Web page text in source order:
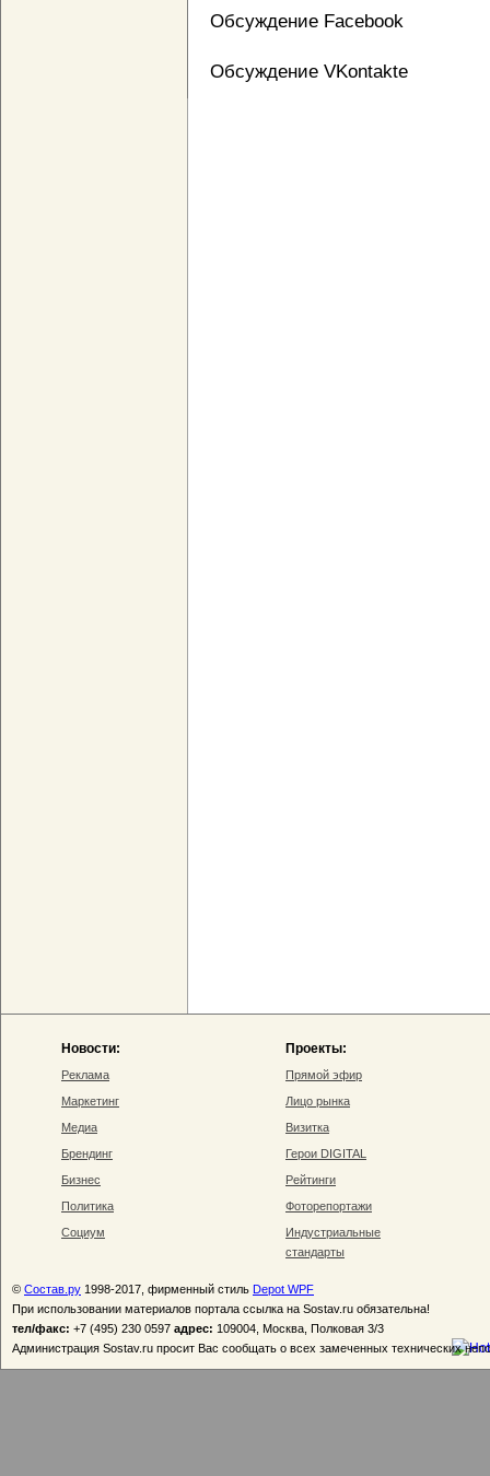
Обсуждение Facebook
Обсуждение VKontakte
Новости:
Реклама
Маркетинг
Медиа
Брендинг
Бизнес
Политика
Социум
Проекты:
Прямой эфир
Лицо рынка
Визитка
Герои DIGITAL
Рейтинги
Фоторепортажи
Индустриальные
стандарты
© Состав.ру 1998-2017, фирменный стиль Depot WPF
При использовании материалов портала ссылка на Sostav.ru обязательна!
тел/факс: +7 (495) 230 0597 адрес: 109004, Москва, Полковая 3/3
Администрация Sostav.ru просит Вас сообщать о всех замеченных технических